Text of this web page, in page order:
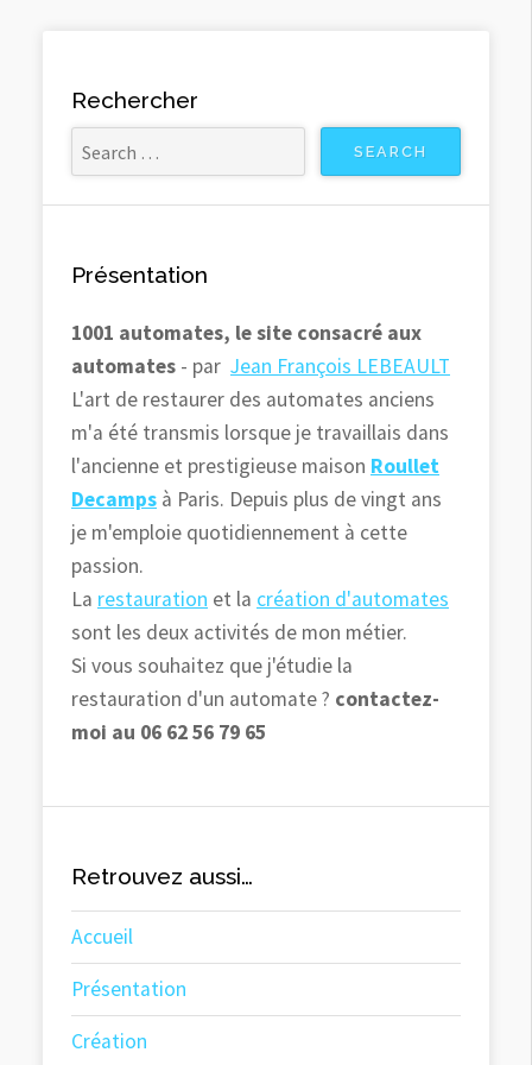
Rechercher
Présentation
1001 automates, le site consacré aux
automates - par Jean François LEBEAULT
L'art de restaurer des automates anciens
m'a été transmis lorsque je travaillais dans
l'ancienne et prestigieuse maison Roullet
Decamps à Paris. Depuis plus de vingt ans
je m'emploie quotidiennement à cette
passion.
La restauration et la création d'automates
sont les deux activités de mon métier.
Si vous souhaitez que j'étudie la
restauration d'un automate ? contactez-
moi au 06 62 56 79 65
Retrouvez aussi…
Accueil
Présentation
Création